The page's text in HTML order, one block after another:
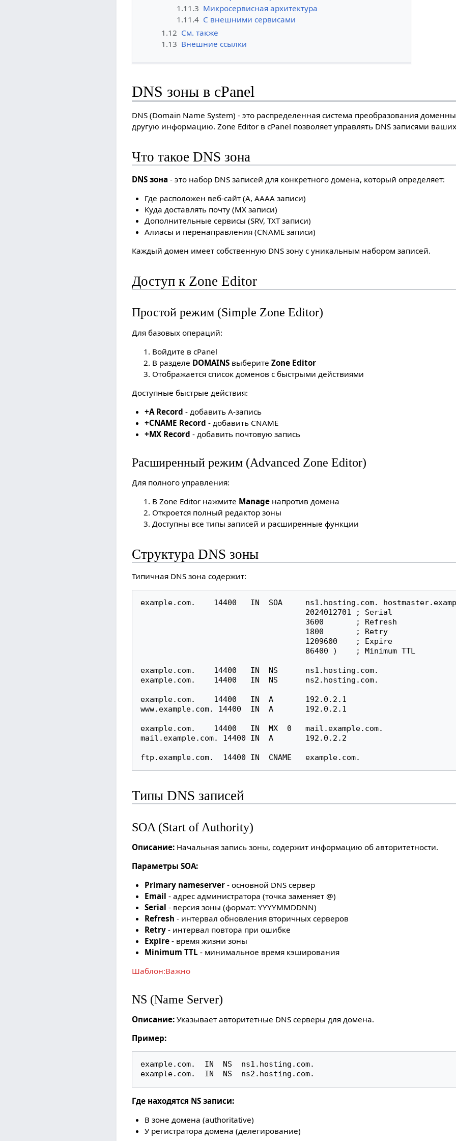
1.11.3 Микросервисная архитектура
1.11.4 С внешними сервисами
1.12 См. также
1.13 Внешние ссылки
DNS зоны в cPanel
DNS (Domain Name System) - это распределенная система преобразования
другую информацию. Zone Editor в cPanel позволяет управлять DNS записями
Что такое DNS зона
DNS зона - это набор DNS записей для конкретного домена, который определяет:
Где расположен веб-сайт (A, AAAA записи)
Куда доставлять почту (MX записи)
Дополнительные сервисы (SRV, TXT записи)
Алиасы и перенаправления (CNAME записи)
Каждый домен имеет собственную DNS зону с уникальным набором записей.
Доступ к Zone Editor
Простой режим (Simple Zone Editor)
Для базовых операций:
Войдите в cPanel
В разделе DOMAINS выберитеZone Editor
Отображается список доменов с быстрыми действиями
Доступные быстрые действия:
+A Record - добавить A-запись
+CNAME Record - добавить CNAME
+MX Record - добавить почтовую запись
Расширенный режим (Advanced Zone Editor)
Для полного управления:
В Zone Editor нажмите Manage напротив домена
Откроется полный редактор зоны
Доступны все типы записей и расширенные функции
Структура DNS зоны
Типичная DNS зона содержит:
example.com.    14400   IN  SOA     ns1.hosting.com.
example.com.    14400   IN  NS      ns1.hosting.com.
example.com.    14400   IN  NS      ns2.hosting.com.
example.com.    14400   IN  A       192.0.2.1
www.example.com. 14400  IN  A       192.0.2.1
example.com.    14400   IN  MX  0   mail.example.com.
mail.example.com. 14400 IN  A       192.0.2.2
Типы DNS записей
SOA (Start of Authority)
Описание: Начальная запись зоны, содержит информацию об авторитетности.
Параметры SOA:
Primary nameserver- основной DNS сервер
Email - адрес администратора (точка заменяет @)
Serial - версия зоны (формат: YYYYMMDDNN)
Refresh - интервал обновления вторичных серверов
Retry- интервал повтора при ошибке
Expire- время жизни зоны
Minimum TTL - минимальное время кэширования
Шаблон:Важно
NS (Name Server)
Описание: Указывает авторитетные DNS серверы для домена.
Пример:
example.com.  IN  NS  ns1.hosting.com.
Где находятся NS записи:
В зоне домена (authoritative)
У регистратора домена (делегирование)